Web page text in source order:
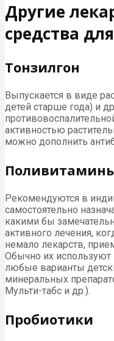
Другие
средства
Тонзилгон
Выпускается в виде
детей старше года) и
активностью
можно дополнить
Рекомендуются в
самостоятельно
какими бы
активного лечения,
немало лекарств,
Обычно их
любые варианты
минеральных
Мульти-табс и др.).
Пробиотики